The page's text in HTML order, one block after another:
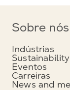
Sobre nós
Indústrias
Sustainability
Eventos
Carreiras
News and